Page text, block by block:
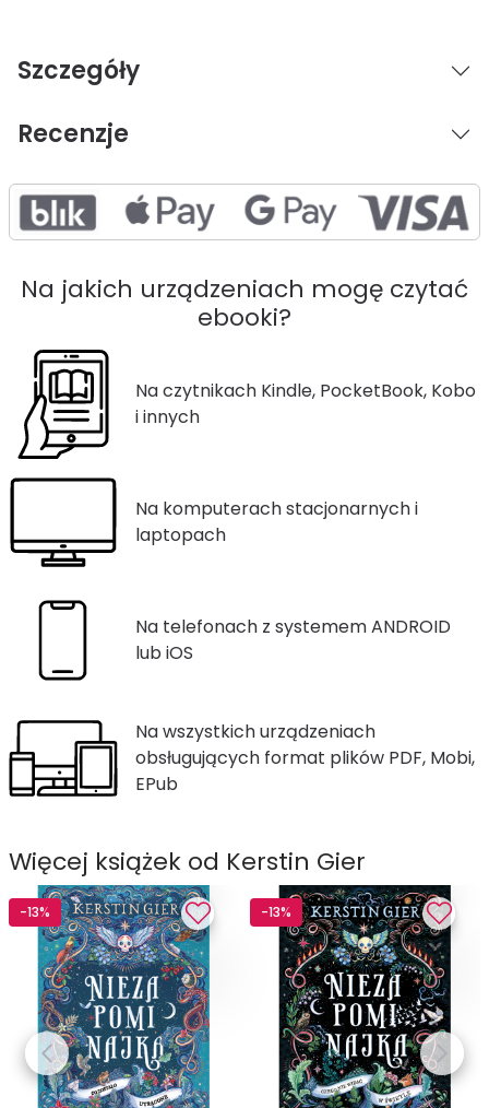
Szczegóły
Recenzje
Na jakich urządzeniach mogę czytać
ebooki?
Na czytnikach Kindle, PocketBook, Kobo
i innych
Na komputerach stacjonarnych i
laptopach
Na telefonach z systemem ANDROID
lub iOS
Na wszystkich urządzeniach
obsługujących format plików PDF, Mobi,
EPub
Więcej książek od Kerstin Gier
-13% -13%